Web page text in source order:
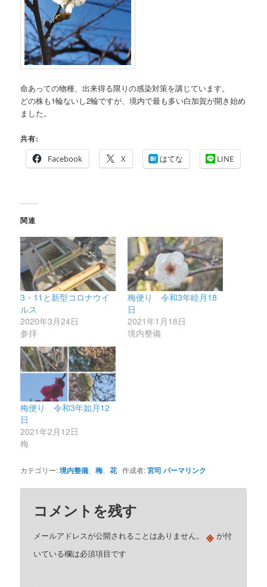
命あっての物種、出来得る限りの感染対策を講じています。
どの株も1輪ないし2輪ですが、境内で最も多い白加賀が開き始め
ました。
共有:
Facebook
X はてな LINE
関連
3・11と新型コロナウイ
ルス
2020年3月24日
参拝
梅便り 令和3年睦月18
日
2021年1月18日
境内整備
梅便り 令和3年如月12
日
2021年2月12日
梅
カテゴリー:境内整備 、梅 、花作成者:宮司 パーマリンク
コメントを残す
メールアドレスが公開されることはありません。 ※ が付
いている欄は必須項目です